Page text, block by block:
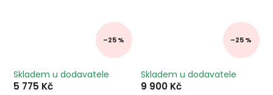
–25 %
Skladem u dodavatele
5 775 Kč
–25 %
Skladem u dodavatele
9 900 Kč